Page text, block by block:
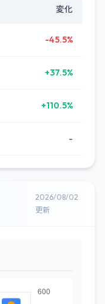
変化
-45.5%
+37.5%
+110.5%
-
2026/08/02
更新